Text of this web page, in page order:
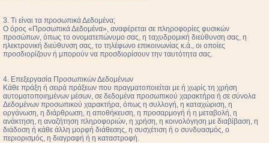
3. Τι είναι τα προσωπικά Δεδομένα;
Ο όρος «Προσωπικά Δεδομένα», αναφέρεται σε πληροφορίες φυσικών
προσώπων, όπως το ονοματεπώνυμο σας, η ταχυδρομική διεύθυνση σας, η
ηλεκτρονική διεύθυνση σας, το τηλέφωνο επικοινωνίας κ.ά., οι οποίες
προσδιορίζουν ή μπορούν να προσδιορίσουν την ταυτότητα σας.
4. Επεξεργασία Προσωπικών Δεδομένων
Κάθε πράξη ή σειρά πράξεων που πραγματοποιείται με ή χωρίς τη χρήση
αυτοματοποιημένων μέσων, σε δεδομένα προσωπικού χαρακτήρα ή σε σύνολα
Δεδομένων προσωπικού χαρακτήρα, όπως η συλλογή, η καταχώριση, η
οργάνωση, η διάρθρωση, η αποθήκευση, η προσαρμογή ή η μεταβολή, η
ανάκτηση, η αναζήτηση πληροφοριών, η χρήση, η κοινολόγηση με διαβίβαση, η
διάδοση ή κάθε άλλη μορφή διάθεσης, η συσχέτιση ή ο συνδυασμός, ο
περιορισμός, η διαγραφή ή η καταστροφή.